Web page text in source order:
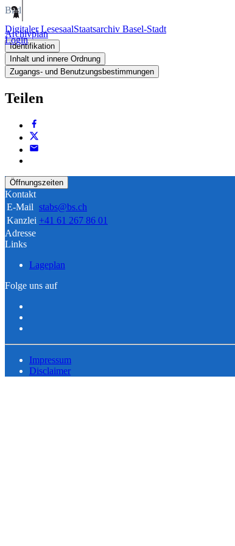
Digitaler LesesaalStaatsarchiv Basel-Stadt
Login
Bild
Archivplan
Identifikation
Inhalt und innere Ordnung
Zugangs- und Benutzungsbestimmungen
Teilen
Öffnungszeiten
Kontakt
E-Mail stabs@bs.ch
Kanzlei +41 61 267 86 01
Adresse
Links
Lageplan
Folge uns auf
Impressum
Disclaimer